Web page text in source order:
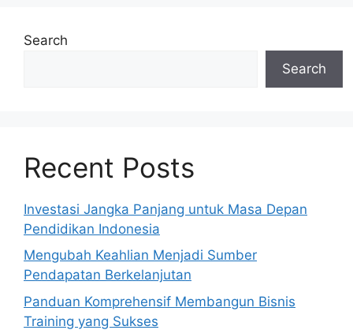
Search
Search
Recent Posts
Investasi Jangka Panjang untuk Masa Depan
Pendidikan Indonesia
Mengubah Keahlian Menjadi Sumber
Pendapatan Berkelanjutan
Panduan Komprehensif Membangun Bisnis
Training yang Sukses